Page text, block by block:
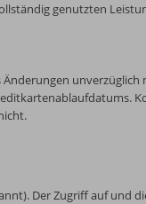
genutzten
Der Zugriff auf und